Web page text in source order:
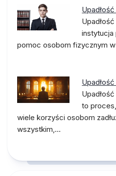
instytucja
pomoc osobom fizycznym
to
wiele korzyści osobom
wszystkim,…